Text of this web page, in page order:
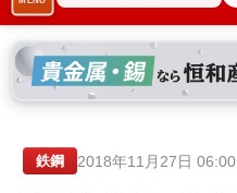
鉄鋼 2018年11月27日 06:00